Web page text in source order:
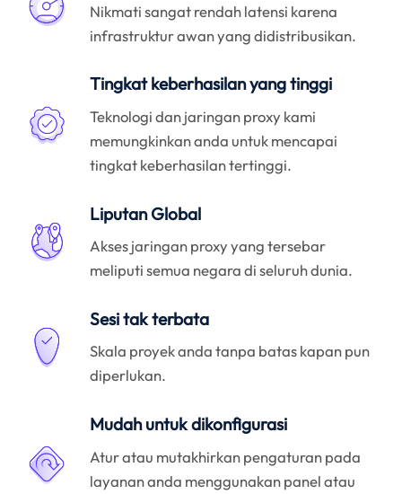
Nikmati sangat rendah latensi karena
infrastruktur awan yang didistribusikan.
Tingkat keberhasilan yang tinggi
Teknologi dan jaringan proxy kami
memungkinkan anda untuk mencapai
tingkat keberhasilan tertinggi.
Liputan Global
Akses jaringan proxy yang tersebar
meliputi semua negara di seluruh dunia.
Sesi tak terbata
Skala proyek anda tanpa batas kapan pun
diperlukan.
Mudah untuk dikonfigurasi
Atur atau mutakhirkan pengaturan pada
layanan anda menggunakan panel atau